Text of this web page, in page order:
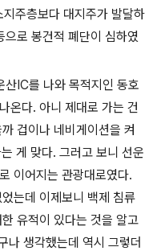
주층보다 대지주가 발달하
로 봉건적 폐단이 심하였
산IC를 나와 목적지인 동호
온다. 아니 제대로 가는 건
겁이나 네비게이션을 켜
게 맞다. 그러고 보니 선운
이어지는 관광대로였다.
는데 이제보니 백제 침류
유적이 있다는 것을 알고
생각했는데 역시 그렇더